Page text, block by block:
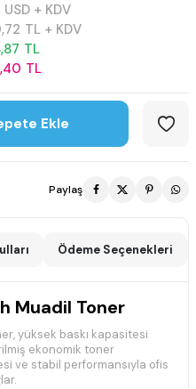
USD + KDV
TL + KDV
TL
TL
Ekle
Paylaş
Ödeme Seçenekleri
Muadil Toner
yüksek baskı kapasitesi
ekonomik toner
ve stabil performansıyla ofis